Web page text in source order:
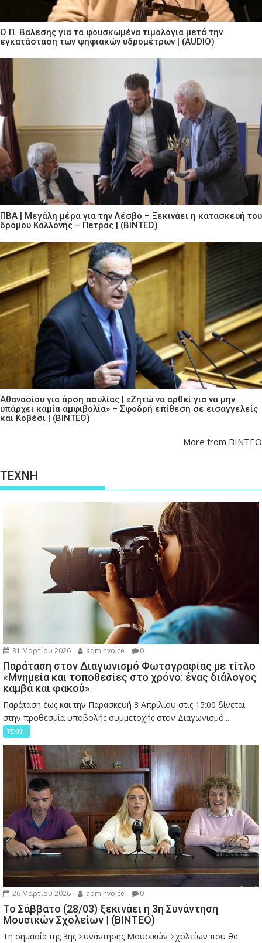
Ο Π. Βαλεσης για τα φουσκωμένα τιμολόγια μετά την
εγκατάσταση των ψηφιακών υδρομέτρων | (AUDIO)
ΠΒΑ | Μεγάλη μέρα για την Λέσβο – Ξεκινάει η κατασκευή του
δρόμου Καλλονής – Πέτρας | (ΒΙΝΤΕΟ)
Αθανασίου για άρση ασυλίας | «Ζητώ να αρθεί για να μην
υπάρχει καμία αμφιβολία» – Σφοδρή επίθεση σε εισαγγελείς
και Κοβέσι | (ΒΙΝΤΕΟ)
More from ΒΙΝΤΕΟ
ΤΕΧΝΗ
31 Μαρτίου 2026 adminvoice 0
Παράταση στον Διαγωνισμό Φωτογραφίας με τίτλο
«Μνημεία και τοποθεσίες στο χρόνο: ένας διάλογος
καμβά και φακού»
Παράταση έως και την Παρασκευή 3 Απριλίου στις 15:00 δίνεται
στην προθεσμία υποβολής συμμετοχής στον Διαγωνισμό...
ΤΕΧΝΗ
26 Μαρτίου 2026 adminvoice 0
Το Σάββατο (28/03) ξεκινάει η 3η Συνάντηση
Μουσικών Σχολείων | (ΒΙΝΤΕΟ)
Τη σημασία της 3ης Συνάντησης Μουσικών Σχολείων που θα